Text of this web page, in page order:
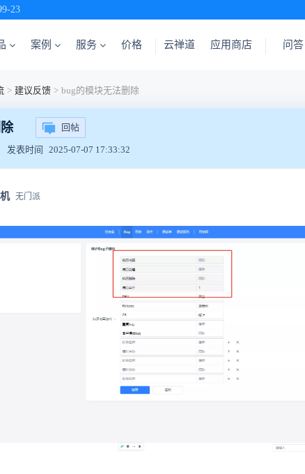
23
案例 服务 价格 云禅道 应用商店 问答
> 建议反馈 > bug的模块无法删除
回帖
发表时间 2025-07-07 17:33:32
无门派